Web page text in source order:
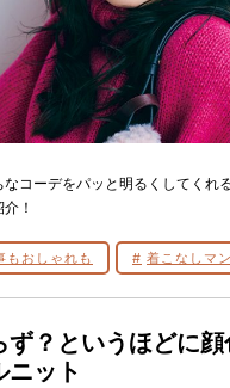
コーデをパッと明るくしてくれ
！
もおしゃれも 着こなしマ
ず？というほどに
ニット